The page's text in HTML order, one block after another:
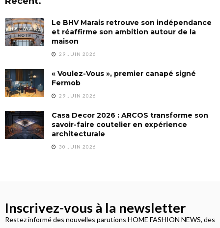
Le BHV Marais retrouve son indépendance
et réaffirme son ambition autour de la
maison
29 JUIN 2026
« Voulez-Vous », premier canapé signé
Fermob
29 JUIN 2026
Casa Decor 2026 : ARCOS transforme son
savoir-faire coutelier en expérience
architecturale
30 JUIN 2026
Inscrivez-vous à la newsletter
Restez informé des nouvelles parutions HOME FASHION NEWS, des